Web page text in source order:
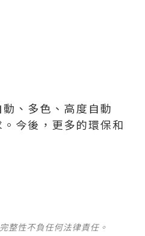
、多色、高度自動
今後，更多的環保和
整性不負任何法律責任。